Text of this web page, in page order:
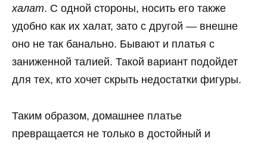
халат. С одной стороны, носить его также
удобно как их халат, зато с другой — внешне
оно не так банально. Бывают и платья с
заниженной талией. Такой вариант подойдет
для тех, кто хочет скрыть недостатки фигуры.
Таким образом, домашнее платье
превращается не только в достойный и